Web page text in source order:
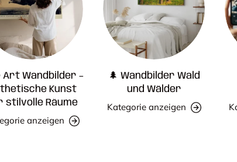
Art Wandbilder –
Kunst
stilvolle Räume
anzeigen
🌲 Wandbilder Wald
und Wälder
Kategorie anzeigen